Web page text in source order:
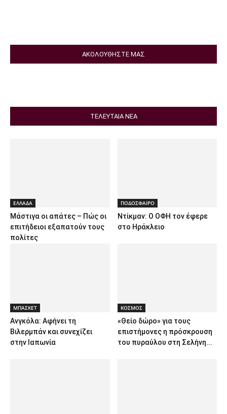
ΑΚΟΛΟΥΘΗΣΤΕ ΜΑΣ
ΤΕΛΕΥΤΑΙΑ ΝΕΑ
ΕΛΛΑΔΑ
Μάστιγα οι απάτες – Πώς οι
επιτήδειοι εξαπατούν τους
πολίτες
ΠΟΔΟΣΦΑΙΡΟ
Ντίκμαν: Ο ΟΦΗ τον έφερε
στο Ηράκλειο
ΜΠΑΣΚΕΤ
Ανγκόλα: Αφήνει τη
Βιλερμπάν και συνεχίζει
στην Ιαπωνία
ΚΟΣΜΟΣ
«Θείο δώρο» για τους
επιστήμονες η πρόσκρουση
του πυραύλου στη Σελήνη...